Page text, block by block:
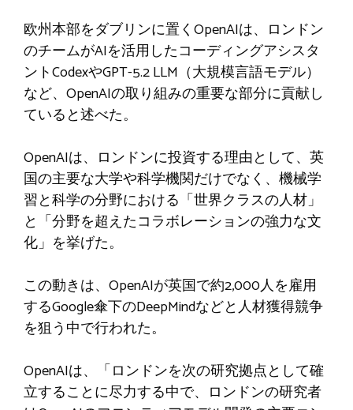
欧州本部をダブリンに置くOpenAIは、ロンドン
のチームがAIを活用したコーディングアシスタ
ントCodexやGPT-5.2 LLM（大規模言語モデル）
など、OpenAIの取り組みの重要な部分に貢献し
ていると述べた。
OpenAIは、ロンドンに投資する理由として、英
国の主要な大学や科学機関だけでなく、機械学
習と科学の分野における「世界クラスの人材」
と「分野を超えたコラボレーションの強力な文
化」を挙げた。
この動きは、OpenAIが英国で約2,000人を雇用
するGoogle傘下のDeepMindなどと人材獲得競争
を狙う中で行われた。
OpenAIは、「ロンドンを次の研究拠点として確
立することに尽力する中で、ロンドンの研究者